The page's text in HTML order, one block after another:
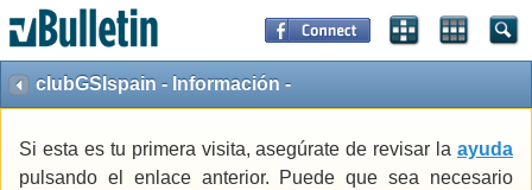
clubGSIspain - Información -
Si esta es tu primera visita, asegúrate de revisar la ayuda
pulsando el enlace anterior. Puede que sea necesario